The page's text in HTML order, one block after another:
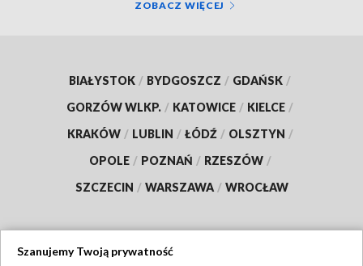
ZOBACZ WIĘCEJ
BIAŁYSTOK / BYDGOSZCZ / GDAŃSK /
GORZÓW WLKP. / KATOWICE / KIELCE /
KRAKÓW / LUBLIN / ŁÓDŹ / OLSZTYN /
OPOLE / POZNAŃ / RZESZÓW /
SZCZECIN / WARSZAWA / WROCŁAW
Szanujemy Twoją prywatność